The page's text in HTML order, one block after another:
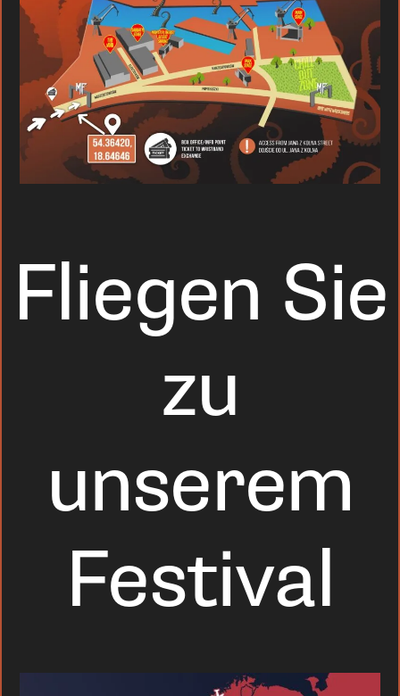
Fliegen Sie
zu
unserem
Festival